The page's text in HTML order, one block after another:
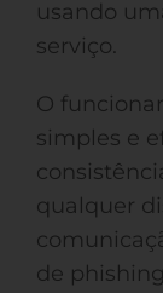
usando
serviço.
O
simples e
qualquer
de